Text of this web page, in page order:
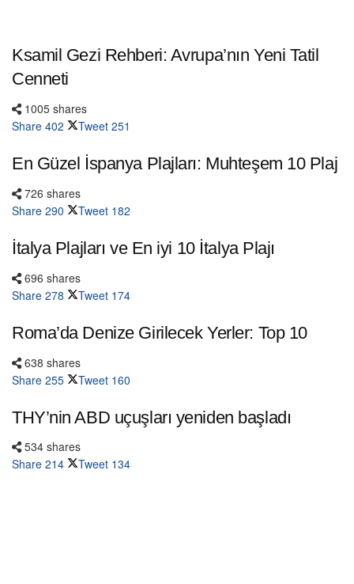
Ksamil Gezi Rehberi: Avrupa’nın Yeni Tatil
Cenneti
1005 shares
Share 402 Tweet 251
En Güzel İspanya Plajları: Muhteşem 10 Plaj
726 shares
Share 290 Tweet 182
İtalya Plajları ve En iyi 10 İtalya Plajı
696 shares
Share 278 Tweet 174
Roma’da Denize Girilecek Yerler: Top 10
638 shares
Share 255 Tweet 160
THY’nin ABD uçuşları yeniden başladı
534 shares
Share 214 Tweet 134